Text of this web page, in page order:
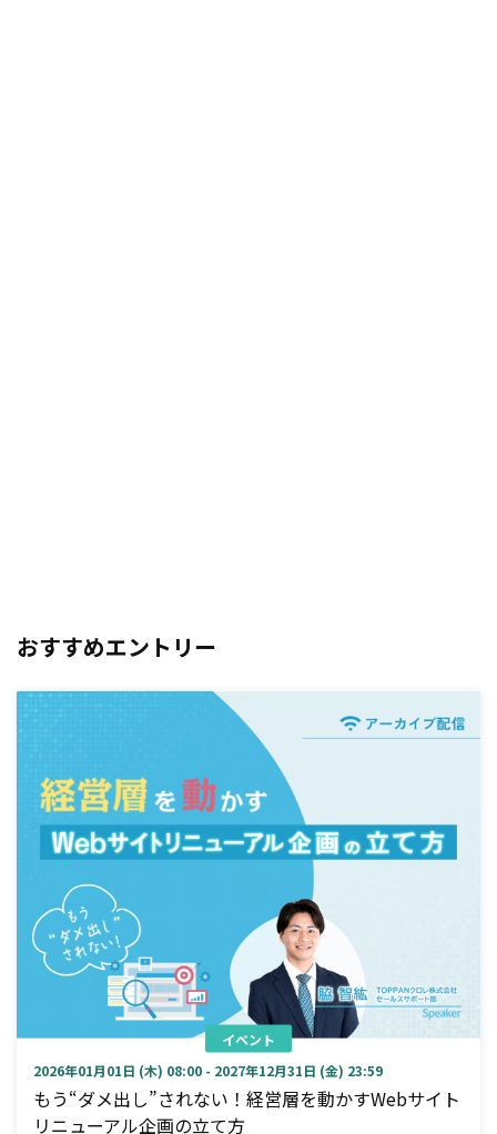
おすすめエントリー
イベント
2026年01月01日 (木) 08:00 - 2027年12月31日 (金) 23:59
もう“ダメ出し”されない！経営層を動かすWebサイト
リニューアル企画の立て方